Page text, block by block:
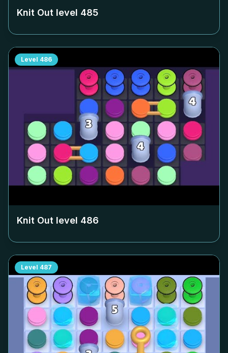
Knit Out level 485
Level 486
Knit Out level 486
Level 487